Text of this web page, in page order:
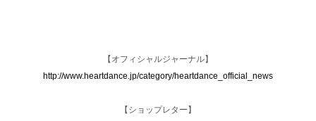
【オフィシャルジャーナル】
http://www.heartdance.jp/category/heartdance_official_news
【ショップレター】